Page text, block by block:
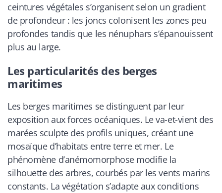
ceintures végétales s’organisent selon un gradient
de profondeur : les joncs colonisent les zones peu
profondes tandis que les nénuphars s’épanouissent
plus au large.
Les particularités des berges
maritimes
Les berges maritimes se distinguent par leur
exposition aux forces océaniques. Le va-et-vient des
marées sculpte des profils uniques, créant une
mosaïque d’habitats entre terre et mer. Le
phénomène d’anémomorphose modifie la
silhouette des arbres, courbés par les vents marins
constants. La végétation s’adapte aux conditions